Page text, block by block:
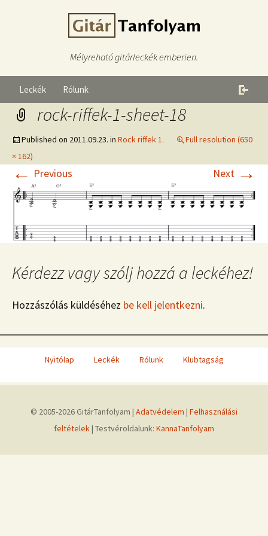
Mélyreható gitárleckék emberien.
Leckék Rólunk
rock-riffek-1-sheet-18
Published on 2011.09.23. in Rock riffek 1.
Full resolution (650
× 162)
← Previous Next →
Kérdezz vagy szólj hozzá a leckéhez!
Hozzászólás küldéséhez be kell jelentkezni.
Nyitólap Leckék Rólunk Klubtagság
© 2005-2026 GitárTanfolyam | Adatvédelem | Felhasználási
feltételek| Testvéroldalunk: KannaTanfolyam